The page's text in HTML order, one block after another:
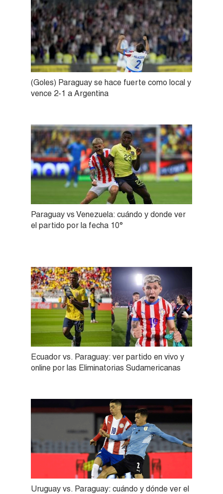
(Goles) Paraguay se hace fuerte como local y
vence 2-1 a Argentina
Paraguay vs Venezuela: cuándo y donde ver
el partido por la fecha 10°
Ecuador vs. Paraguay: ver partido en vivo y
online por las Eliminatorias Sudamericanas
Uruguay vs. Paraguay: cuándo y dónde ver el